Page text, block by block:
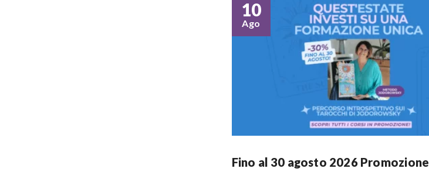
10
Ago
Fino al 30 agosto 2026 Promozione